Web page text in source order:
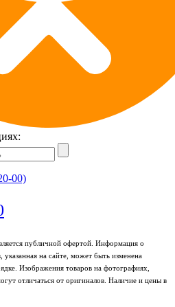
00)
публичной офертой. Информация о
указанная на сайте, может быть изменена
Изображения товаров на фотографиях,
отличаться от оригиналов. Наличие и цены в